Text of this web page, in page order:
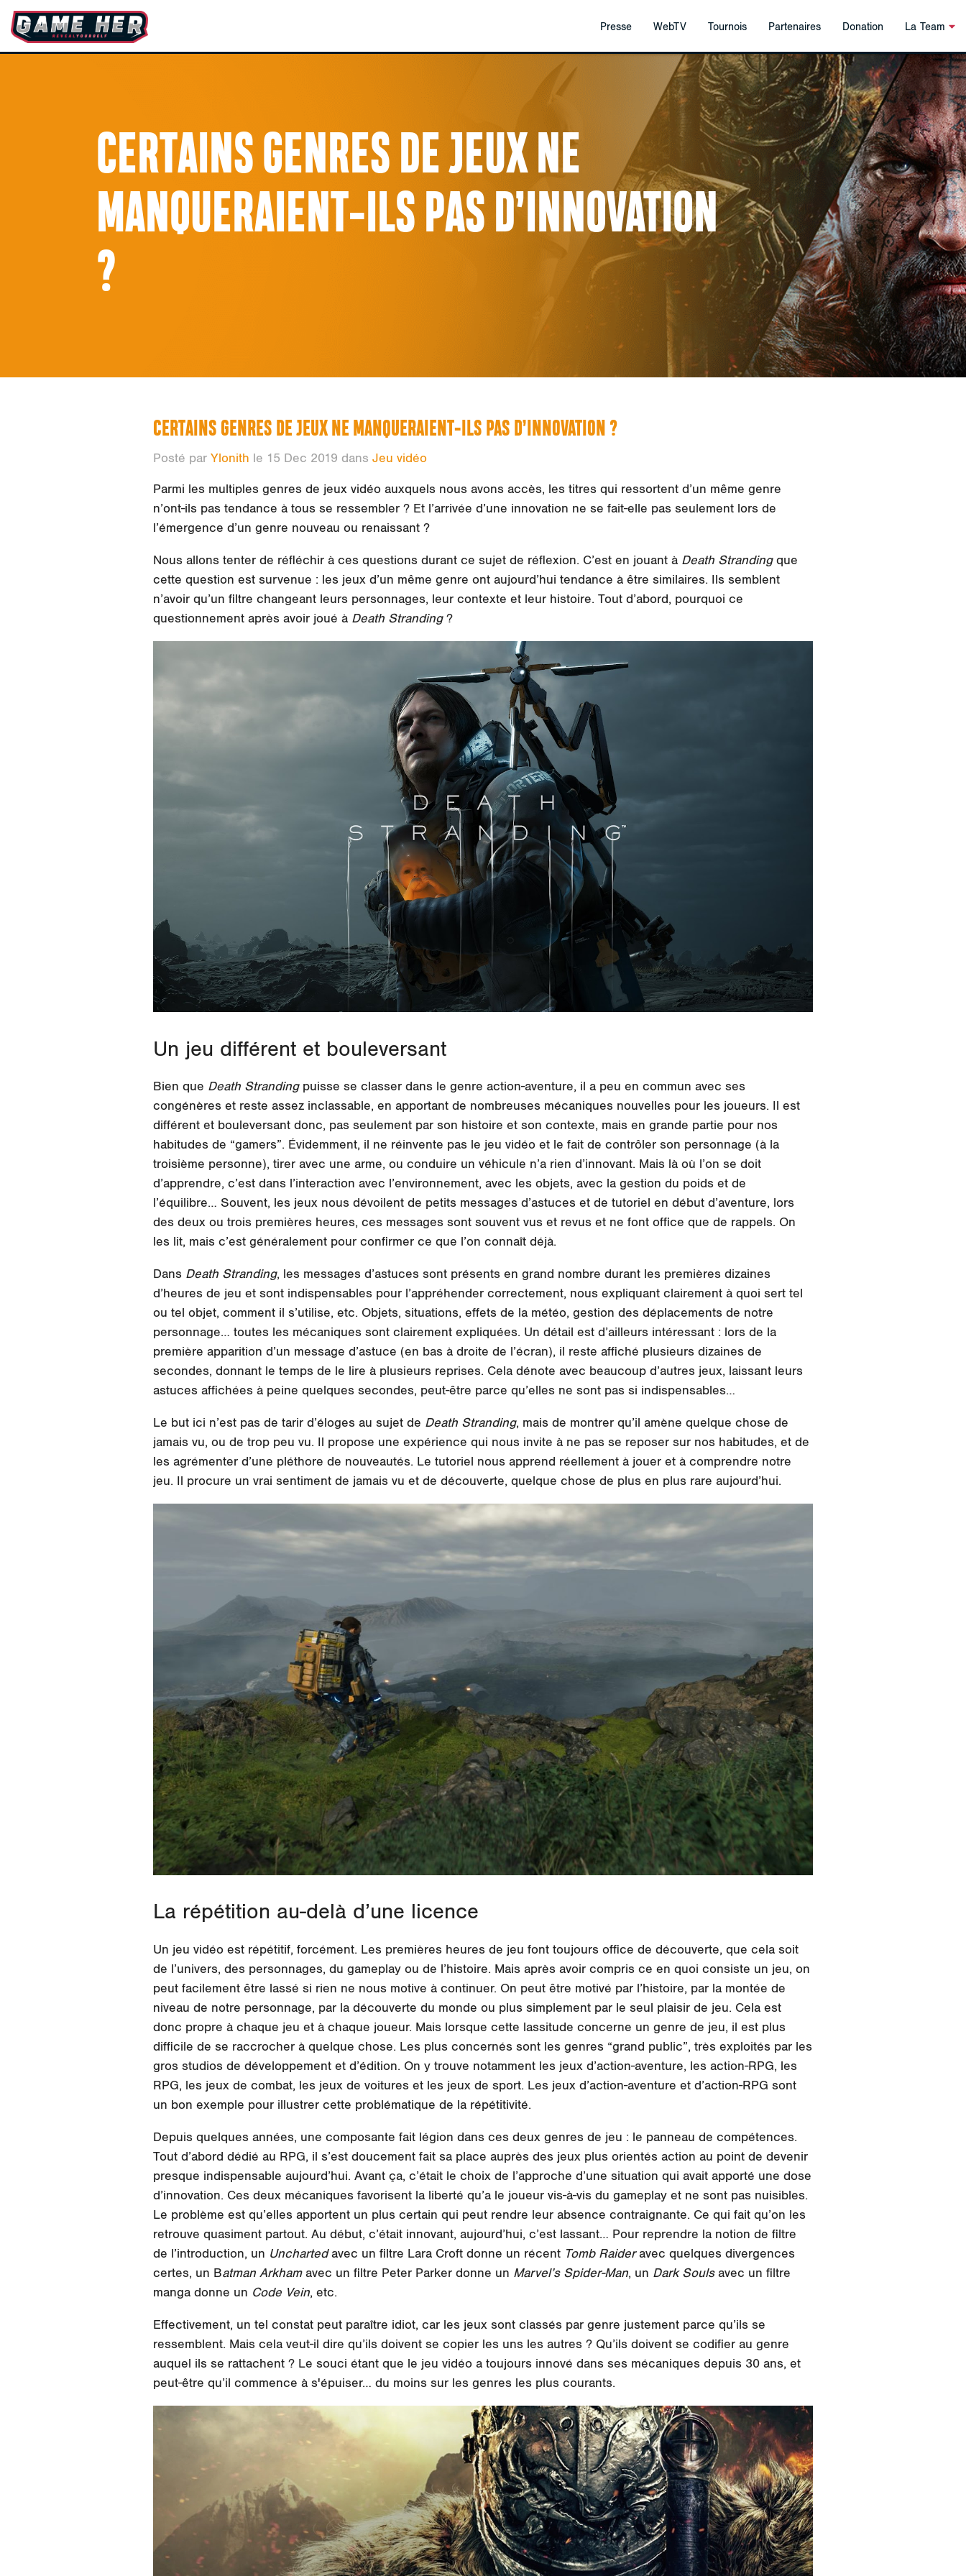
Presse WebTV Tournois Partenaires Donation La Team
CERTAINS GENRES DE JEUX NE
MANQUERAIENT-ILS PAS D’INNOVATION
?
CERTAINS GENRES DE JEUX NE MANQUERAIENT-ILS PAS D’INNOVATION ?
Posté par Ylonith le 15 Dec 2019 dans Jeu vidéo
Parmi les multiples genres de jeux vidéo auxquels nous avons accès, les titres qui ressortent d’un même genre
n’ont-ils pas tendance à tous se ressembler ? Et l’arrivée d’une innovation ne se fait-elle pas seulement lors de
l’émergence d’un genre nouveau ou renaissant ?
Nous allons tenter de réfléchir à ces questions durant ce sujet de réflexion. C’est en jouant à Death Strandingque
cette question est survenue : les jeux d’un même genre ont aujourd’hui tendance à être similaires. Ils semblent
n’avoir qu’un filtre changeant leurs personnages, leur contexte et leur histoire. Tout d’abord, pourquoi ce
questionnement après avoir joué à Death Stranding?
Un jeu différent et bouleversant
Bien que Death Strandingpuisse se classer dans le genre action-aventure, il a peu en commun avec ses
congénères et reste assez inclassable, en apportant de nombreuses mécaniques nouvelles pour les joueurs. Il est
différent et bouleversant donc, pas seulement par son histoire et son contexte, mais en grande partie pour nos
habitudes de “gamers”. Évidemment, il ne réinvente pas le jeu vidéo et le fait de contrôler son personnage (à la
troisième personne), tirer avec une arme, ou conduire un véhicule n’a rien d’innovant. Mais là où l’on se doit
d’apprendre, c’est dans l’interaction avec l’environnement, avec les objets, avec la gestion du poids et de
l’équilibre… Souvent, les jeux nous dévoilent de petits messages d’astuces et de tutoriel en début d’aventure, lors
des deux ou trois premières heures, ces messages sont souvent vus et revus et ne font office que de rappels. On
les lit, mais c’est généralement pour confirmer ce que l’on connaît déjà.
Dans Death Stranding, les messages d’astuces sont présents en grand nombre durant les premières dizaines
d’heures de jeu et sont indispensables pour l’appréhender correctement, nous expliquant clairement à quoi sert tel
ou tel objet, comment il s’utilise, etc. Objets, situations, effets de la météo, gestion des déplacements de notre
personnage… toutes les mécaniques sont clairement expliquées. Un détail est d’ailleurs intéressant : lors de la
première apparition d’un message d’astuce (en bas à droite de l’écran), il reste affiché plusieurs dizaines de
secondes, donnant le temps de le lire à plusieurs reprises. Cela dénote avec beaucoup d’autres jeux, laissant leurs
astuces affichées à peine quelques secondes, peut-être parce qu’elles ne sont pas si indispensables…
Le but ici n’est pas de tarir d’éloges au sujet de Death Stranding, mais de montrer qu’il amène quelque chose de
jamais vu, ou de trop peu vu. Il propose une expérience qui nous invite à ne pas se reposer sur nos habitudes, et de
les agrémenter d’une pléthore de nouveautés. Le tutoriel nous apprend réellement à jouer et à comprendre notre
jeu. Il procure un vrai sentiment de jamais vu et de découverte, quelque chose de plus en plus rare aujourd’hui.
La répétition au-delà d’une licence
Un jeu vidéo est répétitif, forcément. Les premières heures de jeu font toujours office de découverte, que cela soit
de l’univers, des personnages, du gameplay ou de l’histoire. Mais après avoir compris ce en quoi consiste un jeu, on
peut facilement être lassé si rien ne nous motive à continuer. On peut être motivé par l’histoire, par la montée de
niveau de notre personnage, par la découverte du monde ou plus simplement par le seul plaisir de jeu. Cela est
donc propre à chaque jeu et à chaque joueur. Mais lorsque cette lassitude concerne un genre de jeu, il est plus
difficile de se raccrocher à quelque chose. Les plus concernés sont les genres “grand public”, très exploités par les
gros studios de développement et d’édition. On y trouve notamment les jeux d’action-aventure, les action-RPG, les
RPG, les jeux de combat, les jeux de voitures et les jeux de sport. Les jeux d’action-aventure et d’action-RPG sont
un bon exemple pour illustrer cette problématique de la répétitivité.
Depuis quelques années, une composante fait légion dans ces deux genres de jeu : le panneau de compétences.
Tout d’abord dédié au RPG, il s’est doucement fait sa place auprès des jeux plus orientés action au point de devenir
presque indispensable aujourd’hui. Avant ça, c’était le choix de l’approche d’une situation qui avait apporté une dose
d’innovation. Ces deux mécaniques favorisent la liberté qu’a le joueur vis-à-vis du gameplay et ne sont pas nuisibles.
Le problème est qu’elles apportent un plus certain qui peut rendre leur absence contraignante. Ce qui fait qu’on les
retrouve quasiment partout. Au début, c’était innovant, aujourd’hui, c’est lassant… Pour reprendre la notion de filtre
de l’introduction, un Unchartedavec un filtre Lara Croft donne un récent Tomb Raideravec quelques divergences
certes, un Batman Arkhamavec un filtre Peter Parker donne un Marvel’s Spider-Man, un Dark Soulsavec un filtre
manga donne un Code Vein, etc.
Effectivement, un tel constat peut paraître idiot, car les jeux sont classés par genre justement parce qu’ils se
ressemblent. Mais cela veut-il dire qu’ils doivent se copier les uns les autres ? Qu’ils doivent se codifier au genre
auquel ils se rattachent ? Le souci étant que le jeu vidéo a toujours innové dans ses mécaniques depuis 30 ans, et
peut-être qu’il commence à s'épuiser… du moins sur les genres les plus courants.